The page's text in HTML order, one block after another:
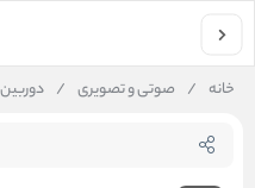
خانه / صوتی و تصویری / دوربین